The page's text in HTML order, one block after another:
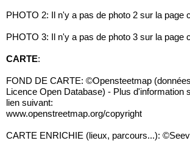
PHOTO 2: Il n'y a pas de photo 2 sur la page
PHOTO 3: Il n'y a pas de photo 3 sur la page
CARTE:
FOND DE CARTE: ©Opensteetmap
Licence Open Database) - Plus d'information
lien suivant:
www.openstreetmap.org/copyright
CARTE ENRICHIE (lieux, parcours...):